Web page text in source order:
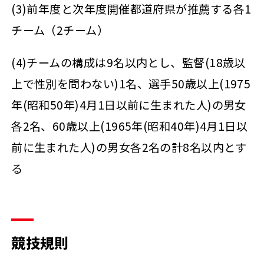
(3)前年度と次年度開催都道府県が推薦する各1
チーム（2チーム）
(4)チームの構成は9名以内とし、監督(18歳以
上で性別を問わない)1名、選手50歳以上(1975
年(昭和50年)4月1日以前に生まれた人)の男女
各2名、60歳以上(1965年(昭和40年)4月1日以
前に生まれた人)の男女各2名の計8名以内とす
る
競技規則